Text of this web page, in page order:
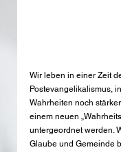
Wir leben in einer Zeit
Postevangelikalismus,
Wahrheiten noch
einem neuen
untergeordnet werden.
Glaube und Gemeinde